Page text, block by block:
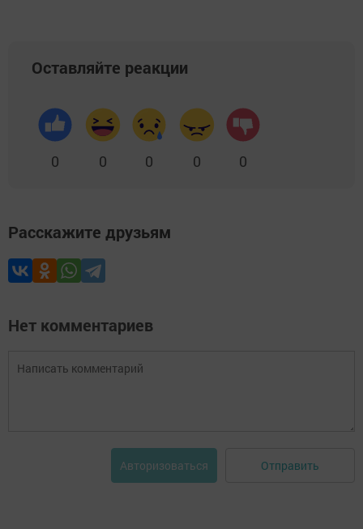
Оставляйте реакции
0 0 0 0 0
Расскажите друзьям
Нет комментариев
Авторизоваться Отправить